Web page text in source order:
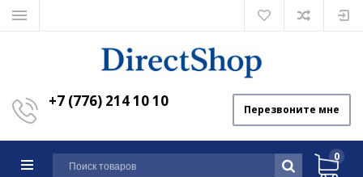
+7 (776) 214 10 10 Перезвоните мне
0